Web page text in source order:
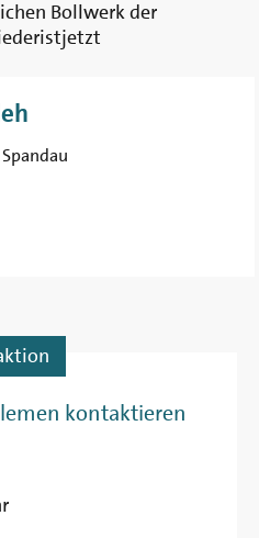
Bollwerk der
Spandau
kontaktieren